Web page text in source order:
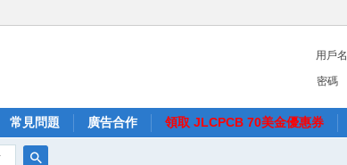
用戶名
密碼
常見問題 廣告合作 領取 JLCPCB 70美金優惠券